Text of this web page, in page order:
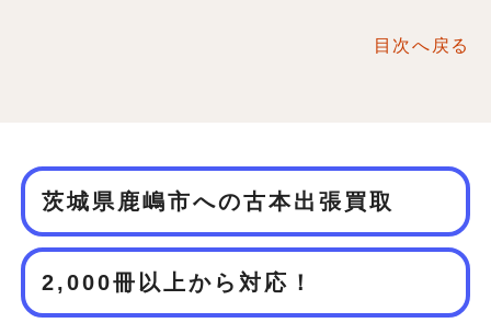
目次へ戻る
茨城県鹿嶋市への古本出張買取
2,000冊以上から対応！